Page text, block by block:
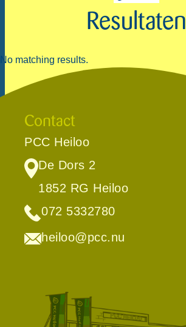
Resultaten
No matching results.
Contact
PCC Heiloo
De Dors 2
1852 RG Heiloo
072 5332780
heiloo@pcc.nu